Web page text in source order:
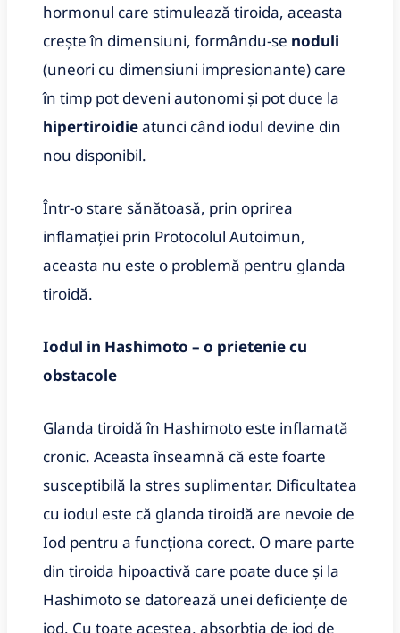
hormonul care stimulează tiroida, aceasta
crește în dimensiuni, formându-se noduli
(uneori cu dimensiuni impresionante) care
în timp pot deveni autonomi și pot duce la
hipertiroidieatunci când iodul devine din
nou disponibil.
Într-o stare sănătoasă, prin oprirea
inflamației prin Protocolul Autoimun,
aceasta nu este o problemă pentru glanda
tiroidă.
Iodul in Hashimoto – o prietenie cu
obstacole
Glanda tiroidă în Hashimoto este inflamată
cronic. Aceasta înseamnă că este foarte
susceptibilă la stres suplimentar. Dificultatea
cu iodul este că glanda tiroidă are nevoie de
Iod pentru a funcționa corect. O mare parte
din tiroida hipoactivă care poate duce și la
Hashimoto se datorează unei deficiențe de
iod. Cu toate acestea, absorbția de iod de